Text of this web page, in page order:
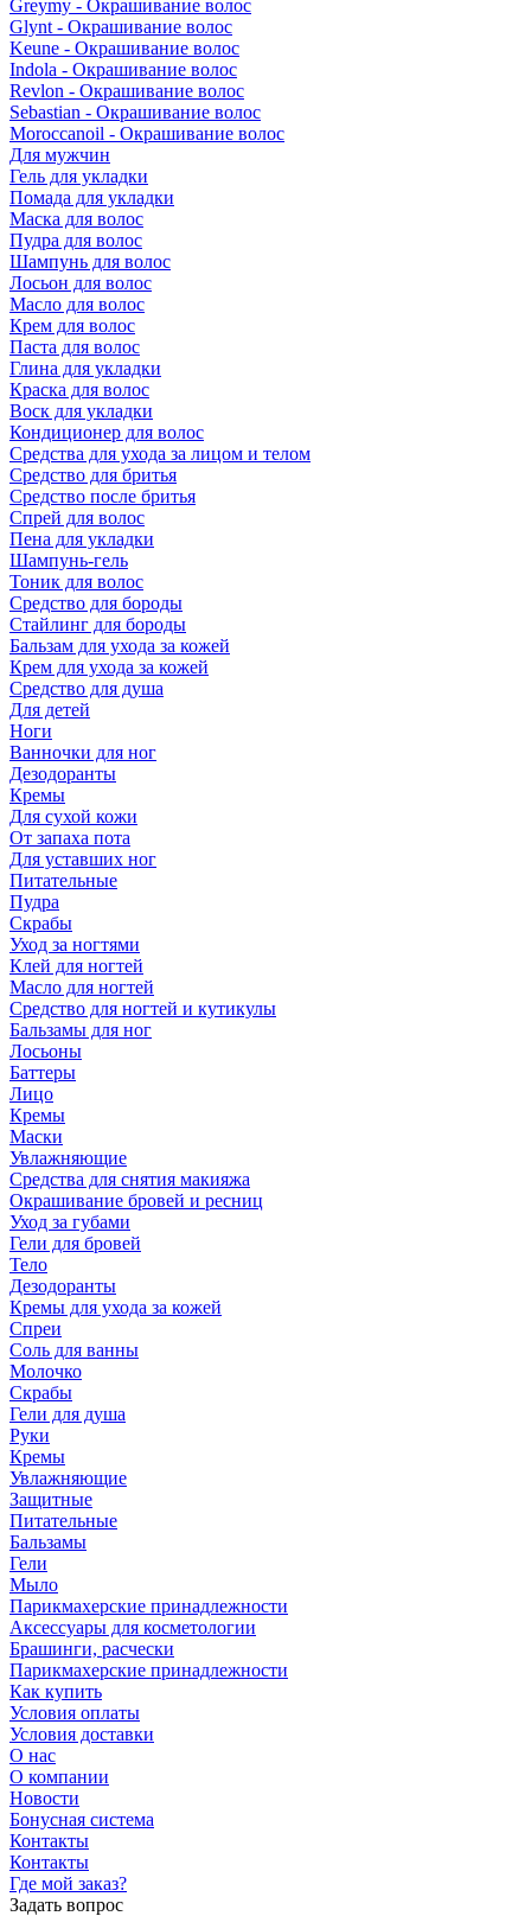
Greymy - Окрашивание волос
Glynt - Окрашивание волос
Keune - Окрашивание волос
Indola - Окрашивание волос
Revlon - Окрашивание волос
Sebastian - Окрашивание волос
Moroccanoil - Окрашивание волос
Для мужчин
Гель для укладки
Помада для укладки
Маска для волос
Пудра для волос
Шампунь для волос
Лосьон для волос
Масло для волос
Крем для волос
Паста для волос
Глина для укладки
Краска для волос
Воск для укладки
Кондиционер для волос
Средства для ухода за лицом и телом
Средство для бритья
Средство после бритья
Спрей для волос
Пена для укладки
Шампунь-гель
Тоник для волос
Средство для бороды
Стайлинг для бороды
Бальзам для ухода за кожей
Крем для ухода за кожей
Средство для душа
Для детей
Ноги
Ванночки для ног
Дезодоранты
Кремы
Для сухой кожи
От запаха пота
Для уставших ног
Питательные
Пудра
Скрабы
Уход за ногтями
Клей для ногтей
Масло для ногтей
Средство для ногтей и кутикулы
Бальзамы для ног
Лосьоны
Баттеры
Лицо
Кремы
Маски
Увлажняющие
Средства для снятия макияжа
Окрашивание бровей и ресниц
Уход за губами
Гели для бровей
Тело
Дезодоранты
Кремы для ухода за кожей
Спреи
Соль для ванны
Молочко
Скрабы
Гели для душа
Руки
Кремы
Увлажняющие
Защитные
Питательные
Бальзамы
Гели
Мыло
Парикмахерские принадлежности
Аксессуары для косметологии
Брашинги, расчески
Парикмахерские принадлежности
Как купить
Условия оплаты
Условия доставки
О нас
О компании
Новости
Бонусная система
Контакты
Контакты
Где мой заказ?
Задать вопрос